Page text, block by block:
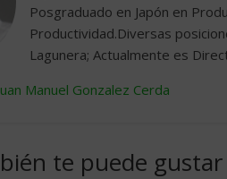
Posgraduado en Japón en
Productividad.Diversas
Lagunera; Actualmente es
Manuel Gonzalez Cerda
te puede gustar